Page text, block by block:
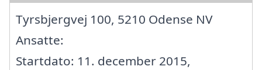
Tyrsbjergvej 100, 5210 Odense NV
Ansatte:
Startdato: 11. december 2015,